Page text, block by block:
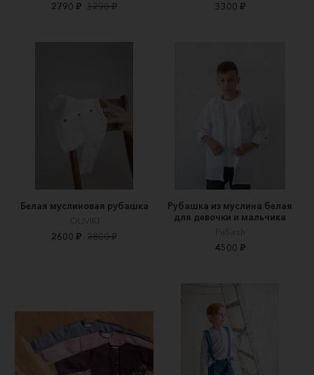
2790 ₽ 3290 ₽
3300 ₽
Белая муслиновая рубашка
OLIVIKI
2600 ₽ 2800 ₽
Рубашка из муслина белая
для девочки и мальчика
PaSash
4500 ₽